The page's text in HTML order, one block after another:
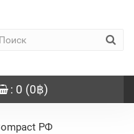
: 0 (0฿)
РФ